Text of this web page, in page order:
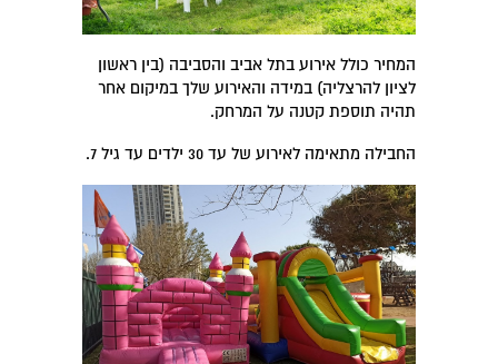
המחיר כולל אירוע בתל אביב והסביבה (בין ראשון
לציון להרצליה) במידה והאירוע שלך במיקום אחר
תהיה תוספת קטנה על המרחק.
החבילה מתאימה לאירוע של עד 30 ילדים עד גיל 7.